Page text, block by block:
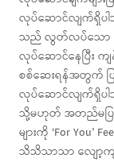
လုပ်ဆောင်လျက်ရှိပါသ
သည် လွတ်လပ်သော
လုပ်ဆောင်နေပြီး က
စစ်ဆေးရန်အတွက် ပ
လုပ်ဆောင်လျက်ရှိပါသ
သို့မဟုတ် အတည်မပြုရ
များကို ‘For You’
သိသိသာသာ လျော့က